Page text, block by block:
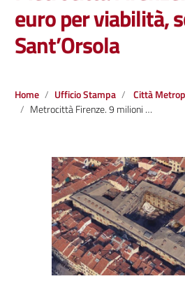
euro per viabilità,
Sant’Orsola
Home Ufficio Stampa
Città
Metrocittà Firenze. 9 milioni di euro per viabilità, scuole e Sant’Orsola